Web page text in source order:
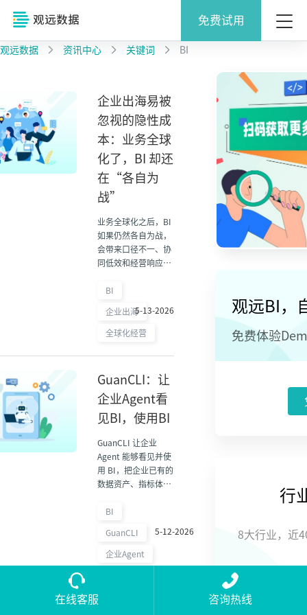
免费试用
观远数据 资讯中心 关键词 BI
企业出海易被
忽视的隐性成
本：业务全球
化了，BI 却还
在“各自为
战”
业务全球化之后，BI
如果仍然各自为战，
会带来口径不一、协
同低效和经营响应迟
拆解企业出海过程中
析与管理挑战。
BI
企业出海
全球化经营
5-13-2026
GuanCLI：让
企业Agent看
见BI，使用BI
GuanCLI 让企业
Agent 能够看见并使
用 BI，把企业已有的
数据资产、指标体系
应用。本文介绍
景中的产品价值与实
践方向。
BI
GuanCLI
企业Agent
5-12-2026
海澜之家：一
观远BI，
免费体验
行
8大行业，近
在线客服 咨询热线